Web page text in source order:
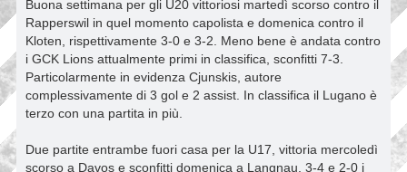
a
g
g
i
o
Buona settimana per gli U20 vittoriosi martedì scorso contro il
Rapperswil in quel momento capolista e domenica contro il
Kloten, rispettivamente 3-0 e 3-2. Meno bene è andata contro
i GCK Lions attualmente primi in classifica, sconfitti 7-3.
Particolarmente in evidenza Cjunskis, autore
complessivamente di 3 gol e 2 assist. In classifica il Lugano è
terzo con una partita in più.
Due partite entrambe fuori casa per la U17, vittoria mercoledì
scorso a Davos e sconfitti domenica a Langnau, 3-4 e 2-0 i